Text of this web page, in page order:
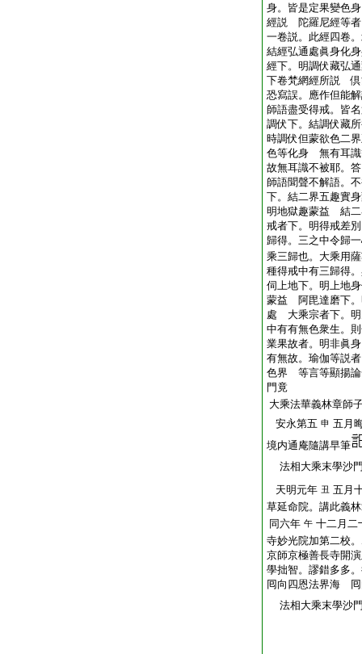
身。皆是定果變色
經説 陀羅尼經等者
一卷説。此經四卷
結經弘通處眞身化
經下。明調伏藏弘
下卷梵網經所説 倶
恐寫誤。應作但能
師語盡受得戒。皆
調伏下。結調伏藏
時調伏但蒙欲色二
色等化身 無有耳識
故無耳識不被耶。
師語聞聲不解語。
下。結二界五趣實
明地獄趣蒙益 結
戒者下。明得戒差
歸得。三之中令歸
乘三歸也。大乘用
種得戒中有三歸得
伺上地下。明上地
蒙益 阿毘達磨下。
處 大乘宗者下。明
中有有無色衆生。
業果故者。明非眞
有無故。瑜伽等説
色界 等言等顯揚論
門竟
大乘法華義林章師
安永第五 申 五月
境内通庵隨講早筆
法相大乘末學沙
天明元年 丑 五月
草延命院。講此義
同六年 午 十二月二
寺妙光院加第二校
京師京極善長寺開
學拙智。謬錯多多
囘向四恩法界海 囘
法相大乘末學沙